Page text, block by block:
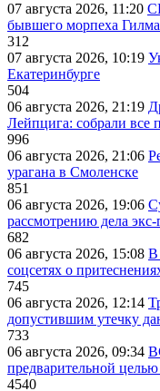
07 августа 2026, 11:20
бывшего морпеха
312
07 августа 2026, 10:19
Екатеринбурге
504
06 августа 2026, 21:19
Лейпцига: собрали все
996
06 августа 2026, 21:06
урагана в Смоленске
851
06 августа 2026, 19:06
рассмотрению дела
682
06 августа 2026, 15:08 В
соцсетях о
745
06 августа 2026, 12:14
допустившим утечку
733
06 августа 2026, 09:34
предварительной
4540